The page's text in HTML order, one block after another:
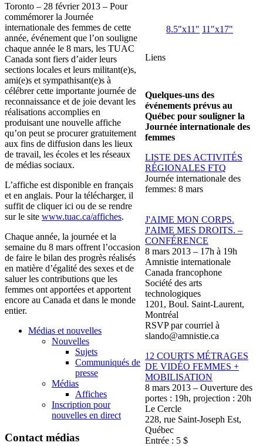
8.5"x11 " 11"x17"
Liens
Quelques-uns des
événements prévus au
Québec pour souligner la
Journée internationale des
femmes
LISTE DES ACTIVITÉS
RÉGIONALES FTQ
Journée internationale des
femmes: 8 mars
J'AIME MON CORPS.
J'AIME MES DROITS. –
CONFÉRENCE
8 mars 2013 – 17h à 19h
Amnistie internationale
Canada francophone
Société des arts
technologiques
1201, Boul. Saint-Laurent,
Montréal
RSVP parcourriel à
slando@amnistie.ca
12 COURTS MÉTRAGES
DE VIDÉO FEMMES +
MOBILISATION
8 mars 2013 – Ouverture des
portes : 19h, projection : 20h
Le Cercle
228, rue Saint-Joseph Est,
Québec
Entrée : 5 $
Toronto – 28 février2013 – Pour
commémorerla Journée
internationale des femmes de cette
année, événement que l’on souligne
chaque année le 8 mars, les TUAC
Canada sont fiers d’aider leurs
sections locales et leurs militant(e)s,
ami(e)s et sympathisant(e)s à
célébrer cette importante journée de
reconnaissance et de joie devant les
réalisations accomplies en
produisant une nouvelle affiche
qu’on peut se procurer gratuitement
aux fins de diffusion dans les lieux
de travail, les écoles et les réseaux
de médias sociaux.
L’affiche est disponible en français
et en anglais. Pour la télécharger, il
suffit de cliquer ici ou de se rendre
surle site www.tuac.ca/affiches.
Chaque année, la journée et la
semaine du 8 mars offrent l’occasion
de faire le bilan des progrès réalisés
en matière d’égalité des sexes et de
saluerles contributions que les
femmes ont apportées et apportent
encore au Canada et dans le monde
entier.
Médias et nouvelles
Nouvelles
Sujets
Communiqués de
presse
Médias
Affiches
Inscription pour
nouvelles en direct
Contact médias